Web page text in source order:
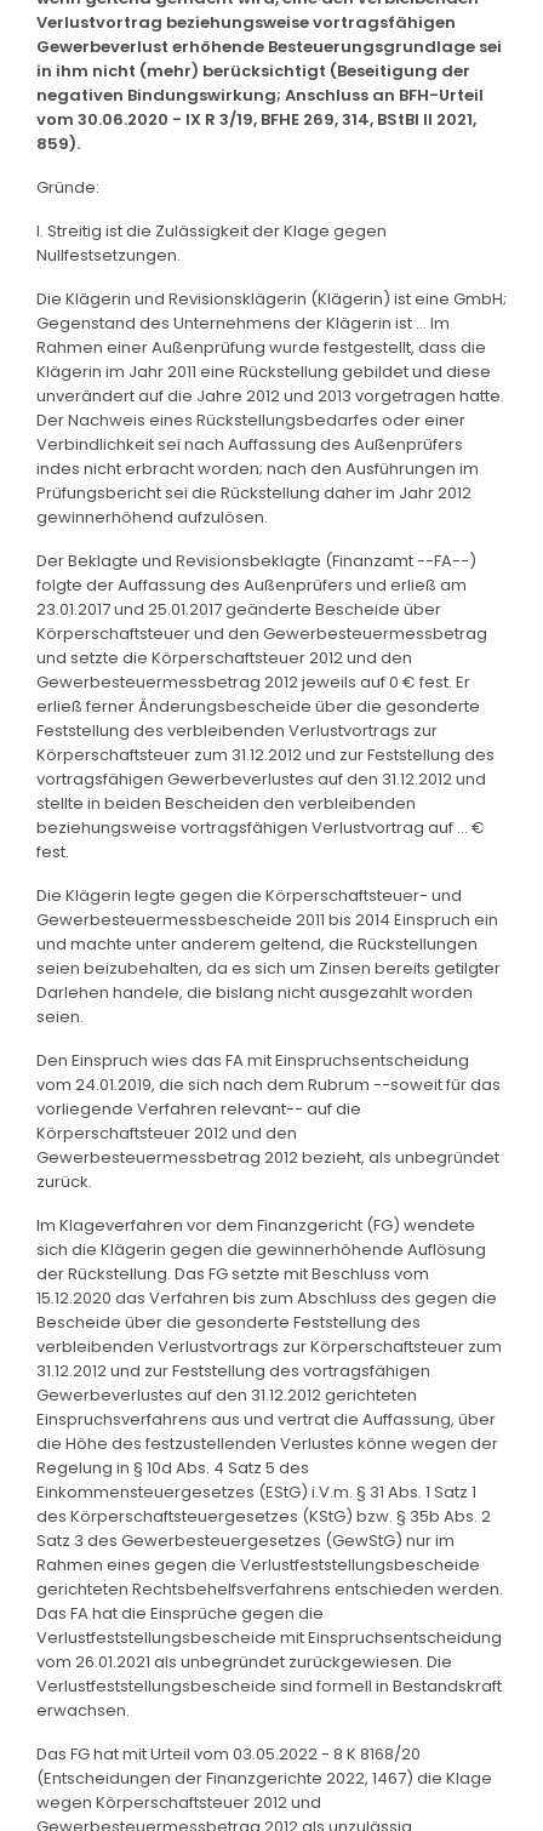
Verlustvortrag beziehungsweise vortragsfähigen
Gewerbeverlust erhöhende Besteuerungsgrundlage sei
in ihm nicht (mehr) berücksichtigt (Beseitigung der
negativen Bindungswirkung; Anschluss an BFH-Urteil
vom 30.06.2020 - IX R 3/19, BFHE 269, 314, BStBl II 2021,
859).
Gründe:
I. Streitig ist die Zulässigkeit der Klage gegen
Nullfestsetzungen.
Die Klägerin und Revisionsklägerin (Klägerin) ist eine GmbH;
Gegenstand des Unternehmens der Klägerin ist ... Im
Rahmen einer Außenprüfung wurde festgestellt, dass die
Klägerin im Jahr 2011 eine Rückstellung gebildet und diese
unverändert auf die Jahre 2012 und 2013 vorgetragen hatte.
Der Nachweis eines Rückstellungsbedarfes oder einer
Verbindlichkeit sei nach Auffassung des Außenprüfers
indes nicht erbracht worden; nach den Ausführungen im
Prüfungsbericht sei die Rückstellung daher im Jahr 2012
gewinnerhöhend aufzulösen.
Der Beklagte und Revisionsbeklagte (Finanzamt --FA--)
folgte der Auffassung des Außenprüfers und erließ am
23.01.2017 und 25.01.2017 geänderte Bescheide über
Körperschaftsteuer und den Gewerbesteuermessbetrag
und setzte die Körperschaftsteuer 2012 und den
Gewerbesteuermessbetrag 2012 jeweils auf 0 € fest. Er
erließ ferner Änderungsbescheide über die gesonderte
Feststellung des verbleibenden Verlustvortrags zur
Körperschaftsteuer zum 31.12.2012 und zur Feststellung des
vortragsfähigen Gewerbeverlustes auf den 31.12.2012 und
stellte in beiden Bescheiden den verbleibenden
beziehungsweise vortragsfähigen Verlustvortrag auf ... €
fest.
Die Klägerin legte gegen die Körperschaftsteuer- und
Gewerbesteuermessbescheide 2011 bis 2014 Einspruch ein
und machte unter anderem geltend, die Rückstellungen
seien beizubehalten, da es sich um Zinsen bereits getilgter
Darlehen handele, die bislang nicht ausgezahlt worden
seien.
Den Einspruch wies das FA mit Einspruchsentscheidung
vom 24.01.2019, die sich nach dem Rubrum --soweit für das
vorliegende Verfahren relevant-- auf die
Körperschaftsteuer 2012 und den
Gewerbesteuermessbetrag 2012 bezieht, als unbegründet
zurück.
Im Klageverfahren vor dem Finanzgericht (FG) wendete
sich die Klägerin gegen die gewinnerhöhende Auflösung
der Rückstellung. Das FG setzte mit Beschluss vom
15.12.2020 das Verfahren bis zum Abschluss des gegen die
Bescheide über die gesonderte Feststellung des
verbleibenden Verlustvortrags zur Körperschaftsteuer zum
31.12.2012 und zur Feststellung des vortragsfähigen
Gewerbeverlustes auf den 31.12.2012 gerichteten
Einspruchsverfahrens aus und vertrat die Auffassung, über
die Höhe des festzustellenden Verlustes könne wegen der
Regelung in § 10d Abs. 4 Satz 5 des
Einkommensteuergesetzes (EStG) i.V.m. § 31 Abs. 1 Satz 1
des Körperschaftsteuergesetzes (KStG) bzw. § 35b Abs. 2
Satz 3 des Gewerbesteuergesetzes (GewStG) nur im
Rahmen eines gegen die Verlustfeststellungsbescheide
gerichteten Rechtsbehelfsverfahrens entschieden werden.
Das FA hat die Einsprüche gegen die
Verlustfeststellungsbescheide mit Einspruchsentscheidung
vom 26.01.2021 als unbegründet zurückgewiesen. Die
Verlustfeststellungsbescheide sind formell in Bestandskraft
erwachsen.
Das FG hat mit Urteil vom 03.05.2022 - 8 K 8168/20
(Entscheidungen der Finanzgerichte 2022, 1467) die Klage
wegen Körperschaftsteuer 2012 und